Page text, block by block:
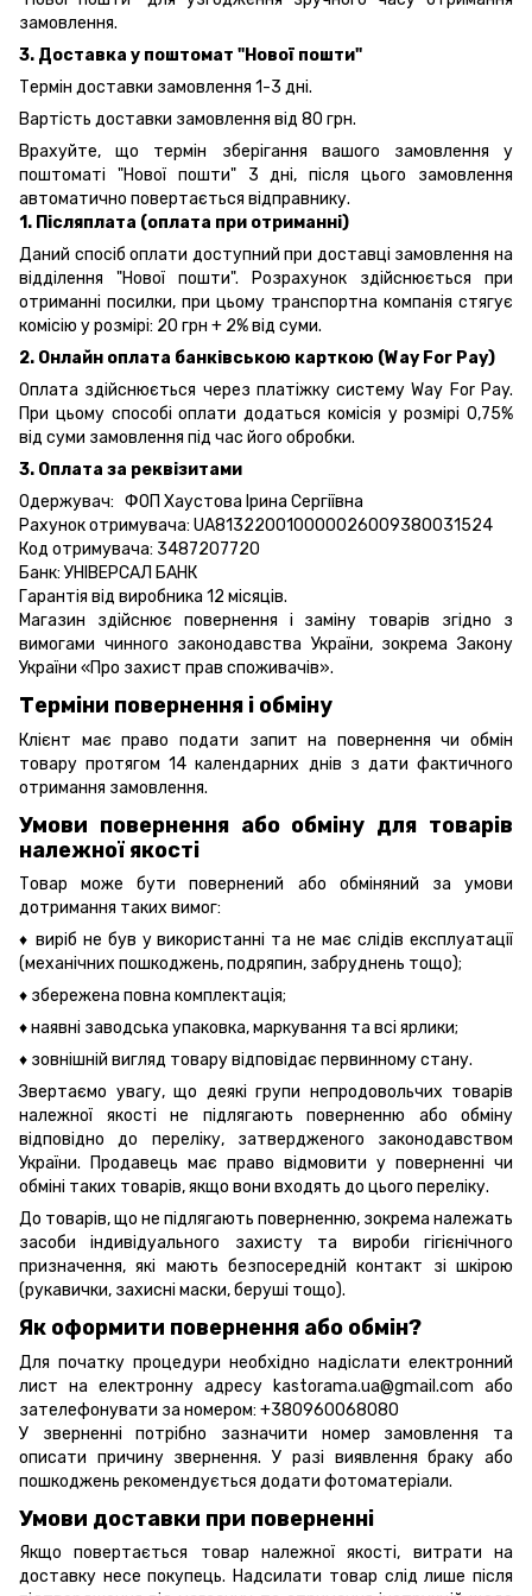
замовлення.
3. Доставка у поштомат "Нової пошти"
Термін доставки замовлення 1-3 дні.
Вартість доставки замовлення від 80 грн.
Врахуйте, що термін зберігання вашого замовлення у
поштоматі "Нової пошти" 3 дні, після цього замовлення
автоматично повертається відправнику.
1. Післяплата (оплата при отриманні)
Даний спосіб оплати доступний при доставці замовлення на
відділення "Нової пошти". Розрахунок здійснюється при
отриманні посилки, при цьому транспортна компанія стягує
комісію у розмірі: 20 грн + 2% від суми.
2. Онлайн оплата банківською карткою (Way For Pay)
Оплата здійснюється через платіжку систему Way For Pay.
При цьому способі оплати додаться комісія у розмірі 0,75%
від суми замовлення під час його обробки.
3. Оплата за реквізитами
Одержувач: ФОП Хаустова Ірина Сергіївна
Рахунок отримувача: UA813220010000026009380031524
Код отримувача: 3487207720
Банк: УНІВЕРСАЛ БАНК
Гарантія від виробника 12 місяців.
Магазин здійснює повернення і заміну товарів згідно з
вимогами чинного законодавства України, зокремаЗакону
України «Про захист прав споживачів».
Терміни повернення і обміну
Клієнт має право подати запит на повернення чи обмін
товару протягом 14 календарних днів з дати фактичного
отримання замовлення.
Умови повернення або обміну для товарів
належної якості
Товар може бути повернений або обміняний за умови
дотримання таких вимог:
♦ виріб не був у використанні та не має слідів експлуатації
(механічних пошкоджень, подряпин, забруднень тощо);
♦ збережена повна комплектація;
♦ наявні заводська упаковка, маркування та всі ярлики;
♦ зовнішній вигляд товару відповідає первинному стану.
Звертаємо увагу, що деякі групи непродовольчих товарів
належної якості не підлягають поверненню або обміну
відповідно до переліку, затвердженого законодавством
України. Продавець має право відмовити у поверненні чи
обміні таких товарів, якщо вони входять до цього переліку.
До товарів, що не підлягають поверненню, зокрема належать
засоби індивідуального захисту та вироби гігієнічного
призначення, які мають безпосередній контакт зі шкірою
(рукавички, захисні маски, беруші тощо).
Як оформити повернення або обмін?
Для початку процедури необхідно надіслати електронний
лист на електронну адресу kastorama.ua@gmail.com або
зателефонувати за номером: +380960068080
У зверненні потрібно зазначити номер замовлення та
описати причину звернення. У разі виявлення браку або
пошкоджень рекомендується додати фотоматеріали.
Умови доставки при поверненні
Якщо повертається товар належної якості, витрати на
доставку несе покупець. Надсилати товар слід лише після